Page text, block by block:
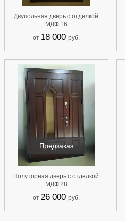
Двупольная дверь с отделкой
МДФ 16
от 18 000 руб.
Предзаказ
Полуторная дверь с отделкой
МДФ 28
от 26 000 руб.